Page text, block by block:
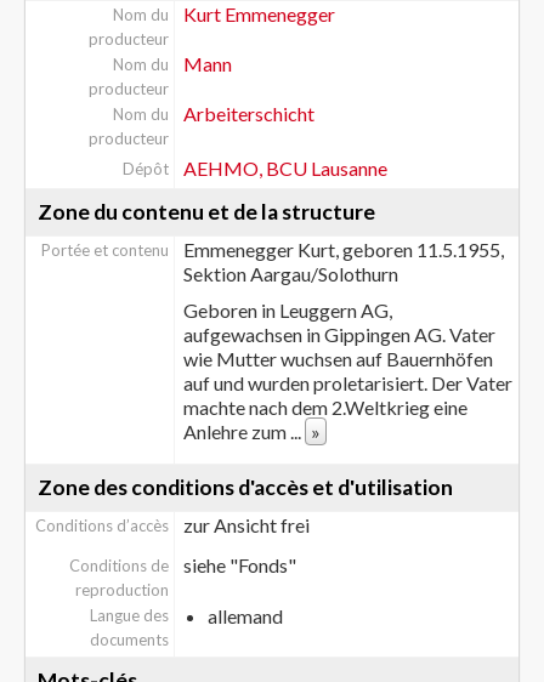
Nom du
producteur
Kurt Emmenegger
Nom du
producteur
Mann
Nom du
producteur
Arbeiterschicht
Dépôt AEHMO, BCU Lausanne
Zone du contenu et de la structure
Portée et contenu
Emmenegger Kurt, geboren 11.5.1955,
Sektion Aargau/Solothurn
Geboren in Leuggern AG,
aufgewachsen in Gippingen AG. Vater
wie Mutter wuchsen auf Bauernhöfen
auf und wurden proletarisiert. Der Vater
machte nach dem 2.Weltkrieg eine
Anlehre zum... »
Zone des conditions d'accès et d'utilisation
Conditions d’accès zur Ansicht frei
Conditions de
reproduction
siehe "Fonds"
Langue des
documents
allemand